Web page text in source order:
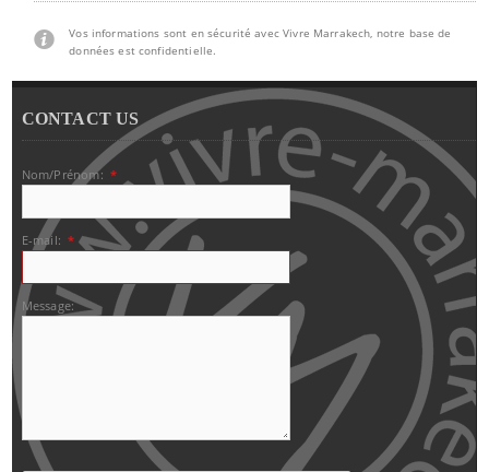
Vos informations sont en sécurité avec Vivre Marrakech, notre base de
données est confidentielle.
CONTACT US
Nom/Prénom: *
E-mail: *
Message: